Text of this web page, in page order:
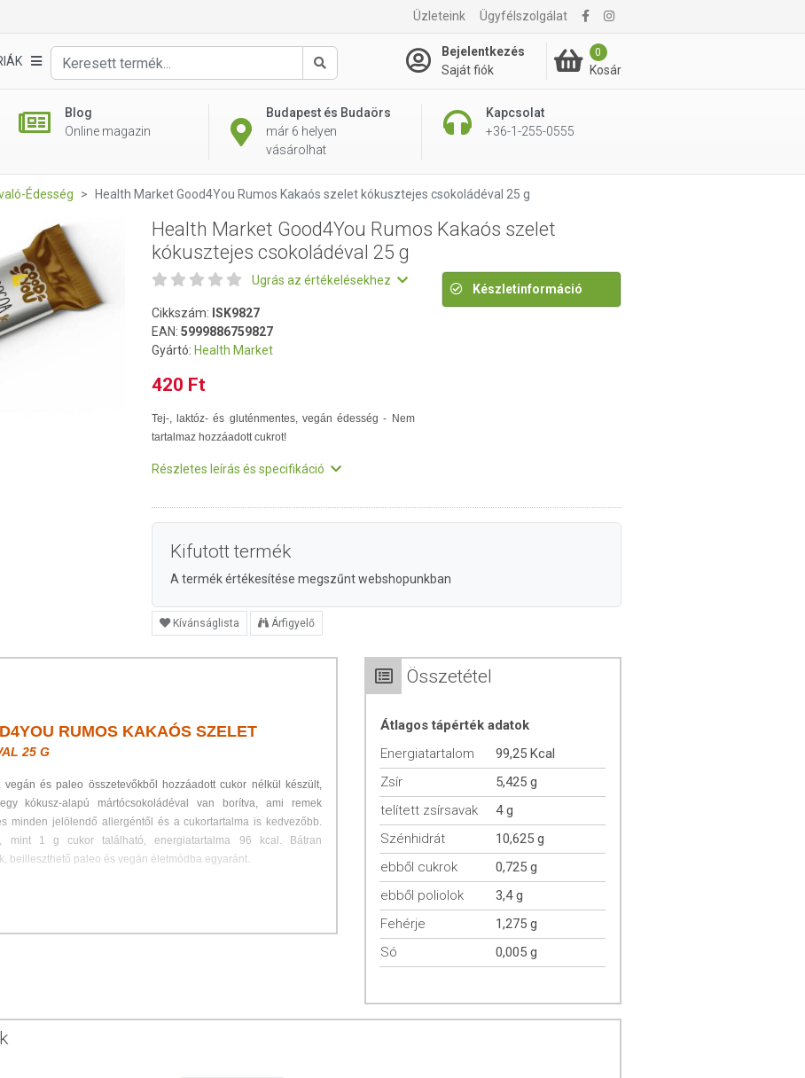
Üzleteink Ügyfélszolgálat
Keresés
Bejelentkezés
Saját fiók
0
Kosár
Blog
Online magazin
Budapest és Budaörs
már 6 helyen
vásárolhat
Kapcsolat
+36-1-255-0555
420 Ft
Édesség Health Market Good4You Rumos Kakaós szelet kókusztejes csokoládéval 25 g
Health Market Good4You Rumos Kakaós szelet
kókusztejes csokoládéval 25 g
Ugrás az értékelésekhez
Cikkszám: ISK9827
EAN: 5999886759827
Gyártó: Health Market
420 Ft
Tej-, laktóz- és gluténmentes, vegán édesség - Nem
tartalmaz hozzáadott cukrot!
Részletes leírás és specifikáció
Készletinformáció
Kifutott termék
A termék értékesítése megszűnt webshopunkban
Kívánságlista Árfigyelő
RUMOS KAKAÓS SZELET
25 G
és paleo összetevőkből hozzáadott cukor nélkül készült,
kókusz-alapú mártócsokoládéval van borítva, ami remek
minden jelölendő allergéntől és a cukortartalma is kedvezőbb.
mint 1 g cukor található, energiatartalma 96 kcal. Bátran
beilleszthető paleo és vegán életmódba egyaránt.
Összetétel
Átlagos tápérték adatok
Energiatartalom
99,25 Kcal
Zsír
5,425 g
telített zsírsavak
4 g
Szénhidrát
10,625 g
ebből cukrok
0,725 g
ebből poliolok
3,4 g
Fehérje
1,275 g
Só
0,005 g